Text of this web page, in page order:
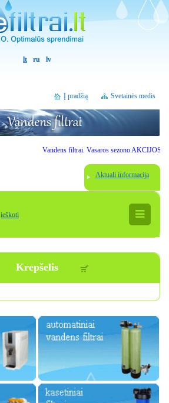
lt ru lv
Svetainės medis
Į pradžią
Vandens filtrai. Vasaros sezono AKCIJOS.
Aktuali informacija
ieškoti
Krepšelis